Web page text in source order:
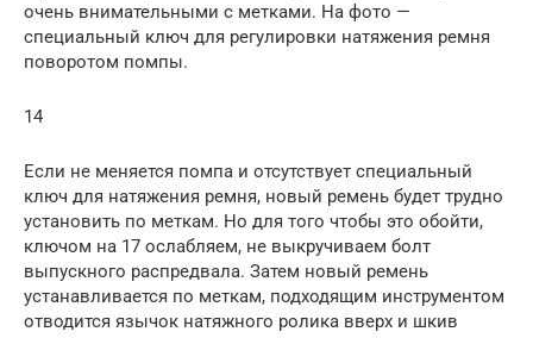
очень внимательными с метками. На фото —
специальный ключ для регулировки натяжения ремня
поворотом помпы.
14
Если не меняется помпа и отсутствует специальный
ключ для натяжения ремня, новый ремень будет трудно
установить по меткам. Но для того чтобы это обойти,
ключом на 17 ослабляем, не выкручиваем болт
выпускного распредвала. Затем новый ремень
устанавливается по меткам, подходящим инструментом
отводится язычок натяжного ролика вверх и шкив